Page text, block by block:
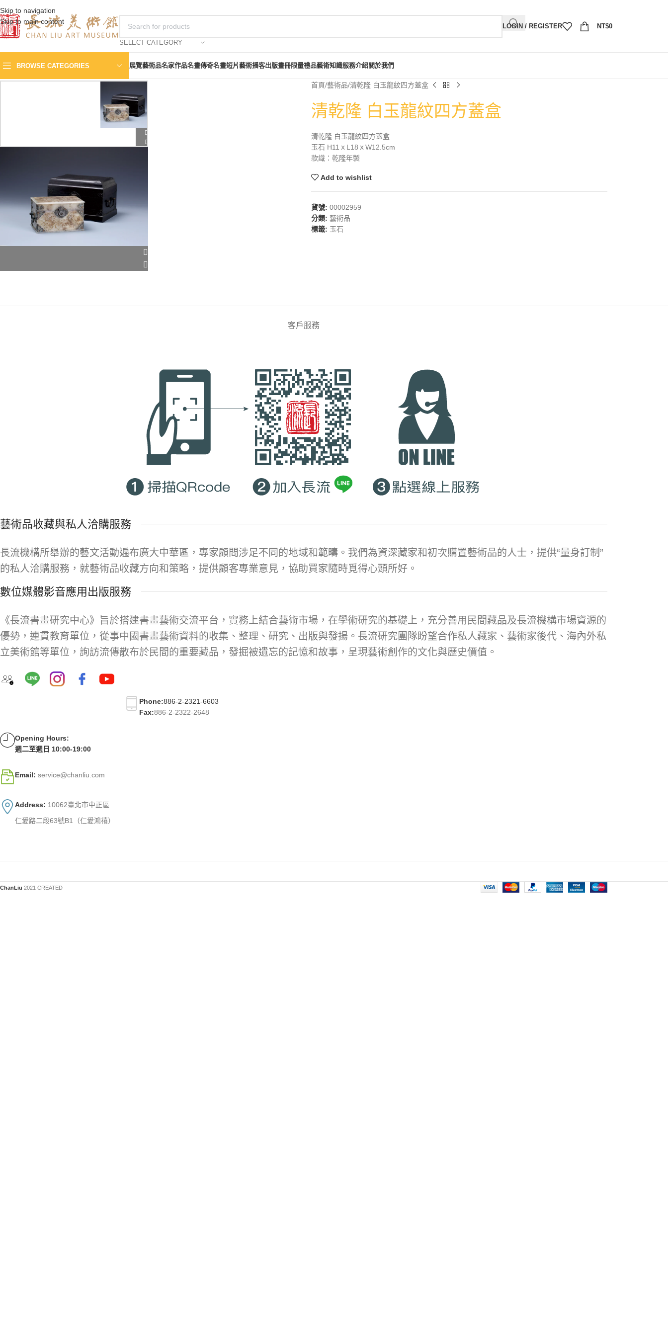
Skip to navigation
Skip to main content
SELECT CATEGORY
LOGIN / REGISTER NT$0
BROWSE CATEGORIES 展覽藝術品名家作品名畫傳奇名畫短片藝術播客出版畫冊限量禮品藝術知識服務介紹關於我們
首頁 藝術品 清乾隆 白玉龍紋四方蓋盒
清乾隆 白玉龍紋四方蓋盒
清乾隆 白玉龍紋四方蓋盒
玉石 H11ｘL18ｘW12.5cm
款識：乾隆年製
Add to wishlist
貨號: 00002959
分類: 藝術品
標籤: 玉石
客戶服務
藝術品收藏與私人洽購服務
長流機構所舉辦的藝文活動遍布廣大中華區，專家顧問涉足不同的地域和範疇。我們為資深藏家和初次購置藝術品的人士，提供“量身訂制”
的私人洽購服務，就藝術品收藏方向和策略，提供顧客專業意見，協助買家隨時覓得心頭所好。
數位媒體影音應用出版服務
《長流書畫研究中心》旨於搭建書畫藝術交流平台，實務上結合藝術市場，在學術研究的基礎上，充分善用民間藏品及長流機構市場資源的
優勢，連貫教育單位，從事中國書畫藝術資料的收集、整理、研究、出版與發揚。長流研究團隊盼望合作私人藏家、藝術家後代、海內外私
立美術館等單位，詢訪流傳散布於民間的重要藏品，發掘被遺忘的記憶和故事，呈現藝術創作的文化與歷史價值。
Phone:886-2-2321-6603
Fax:886-2-2322-2648
Opening Hours:
週二至週日 10:00-19:00
Email: service@chanliu.com
Address: 10062臺北市中正區
仁愛路二段63號B1（仁愛鴻禧）
ChanLiu 2021 CREATED